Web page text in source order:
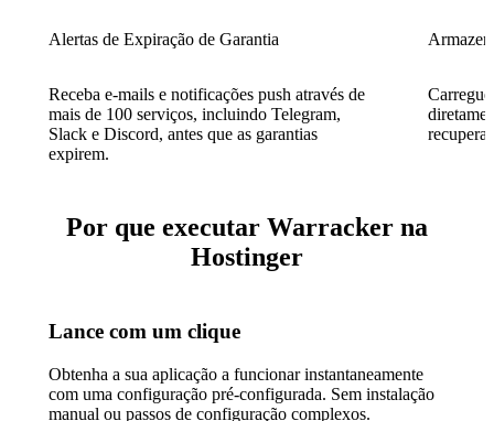
Alertas de Expiração de Garantia
Receba e-mails e notificações push através de
mais de 100 serviços, incluindo Telegram,
Slack e Discord, antes que as garantias
expirem.
Por que executar Warracker na
Hostinger
Lance com um clique
Obtenha a sua aplicação a funcionar instantaneamente
com uma configuração pré-configurada. Sem instalação
manual ou passos de configuração complexos.